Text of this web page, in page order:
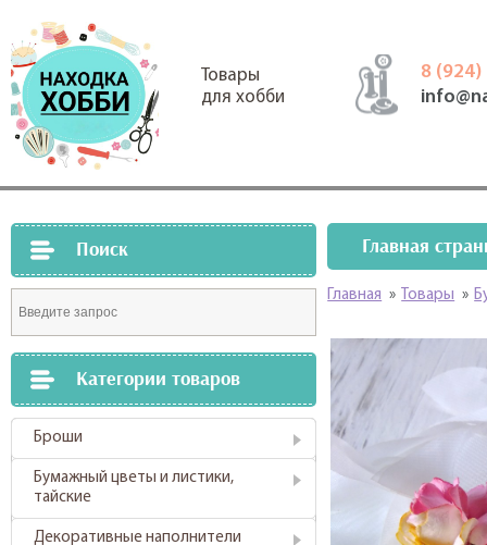
Товары
для хобби
8 (924)
Поиск
Категории товаров
Броши
Бумажный цветы и листики,
тайские
Декоративные наполнители
Главная
Главная » Товары »